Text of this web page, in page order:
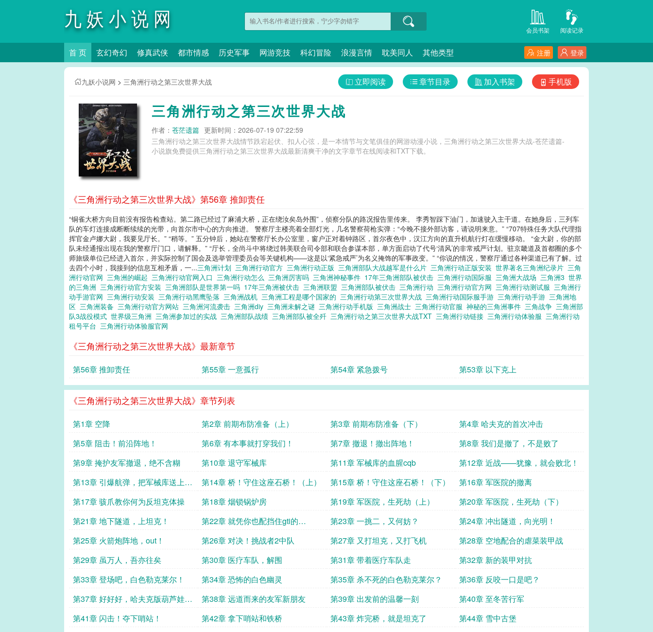
九妖小说网 阅读记录
会员书架
首 页 玄幻奇幻 修真武侠 都市情感 历史军事 网游竞技 科幻冒险 浪漫言情 耽美同人 其他类型 登录
注册
九妖小说网 > 三角洲行动之第三次世界大战 手机版
加入书架
章节目录
立即阅读
三角洲行动之第三次世界大战
作者： 苍茫遗篇 更新时间：2026-07-19 07:22:59
三角洲行动之第三次世界大战情节跌宕起伏、扣人心弦，是一本情节与文笔俱佳的网游动漫小说，三角洲行动之第三次世界大战-苍茫遗篇-
小说旗免费提供三角洲行动之第三次世界大战最新清爽干净的文字章节在线阅读和TXT下载。
《三角洲行动之第三次世界大战》第56章 推卸责任
“铜雀大桥方向目前没有报告检查站。第二路已经过了麻浦大桥，正在绕汝矣岛外围”，侦察分队的路况报告里传来。 李秀智踩下油门，加速驶入主干道。在她身后，三列车
队的车灯连接成断断续续的光带，向首尔市中心的方向推进。 警察厅主楼亮着全部灯光，几名警察荷枪实弹：“今晚不接外部访客，请说明来意。” “707特殊任务大队代理指
挥官金卢娜大尉，我要见厅长。” “稍等。” 五分钟后，她站在警察厅长办公室里，窗户正对着钟路区，首尔夜色中，汉江方向的直升机航行灯在缓慢移动。 “金大尉，你的部
队未经通报出现在我的警察厅门口，请解释。” “厅长，全尚斗中将绕过韩美联合司令部和联合参谋本部，单方面启动了代号‘清风’的非常戒严计划。驻京畿道及首都圈的多个
师旅级单位已经进入首尔，并实际控制了国会及选举管理委员会等关键机构——这是以‘紧急戒严’为名义掩饰的军事政变。” “你说的情况，警察厅通过各种渠道已有了解。过
去四个小时，我接到的信息互相矛盾，一...三角洲计划 三角洲行动官方 三角洲行动正版 三角洲部队大战越军是什么片 三角洲行动正版安装 世界著名三角洲纪录片 三角
洲行动官网 三角洲的崛起 三角洲行动官网入口 三角洲行动怎么 三角洲厉害吗 三角洲神秘事件 17年三角洲部队被伏击 三角洲行动国际服 三角洲大战场 三角洲3 世界
的三角洲 三角洲行动官方安装 三角洲部队是世界第一吗 17年三角洲被伏击 三角洲联盟 三角洲部队被伏击 三角洲行动 三角洲行动官方网 三角洲行动测试服 三角洲行
动手游官网 三角洲行动安装 三角洲行动黑鹰坠落 三角洲战机 三角洲工程是哪个国家的 三角洲行动第三次世界大战 三角洲行动国际服手游 三角洲行动手游 三角洲地
区 三角洲装备 三角洲行动官方网站 三角洲河流袭击 三角洲diy 三角洲未解之谜 三角洲行动手机版 三角洲战士 三角洲行动官服 神秘的三角洲事件 三角战争 三角洲部
队3战役模式 世界级三角洲 三角洲参加过的实战 三角洲部队战绩 三角洲部队被全歼 三角洲行动之第三次世界大战TXT 三角洲行动链接 三角洲行动体验服 三角洲行动
租号平台 三角洲行动体验服官网
《三角洲行动之第三次世界大战》最新章节
第56章 推卸责任 第55章 一意孤行 第54章 紧急拨号 第53章 以下克上
《三角洲行动之第三次世界大战》章节列表
第1章 空降 第2章 前期布防准备（上） 第3章 前期布防准备（下）
第4章 哈夫克的首次冲击
第5章 阻击！前沿阵地！
第6章 有本事就打穿我们！ 第7章 撤退！撤出阵地！
第8章 我们是撤了，不是败了
第9章 掩护友军撤退，绝不含糊
第10章 退守军械库 第11章 军械库的血腥cqb
第12章 近战——犹豫，就会败北！
第13章 引爆航弹，把军械库送上
天！
第14章 桥！守住这座石桥！（上） 第15章 桥！守住这座石桥！（下）
第16章 军医院的撤离
第17章 骇爪教你何为反坦克体操
第18章 烟锁锅炉房 第19章 军医院，生死劫（上）
第20章 军医院，生死劫（下）
第21章 地下隧道，上坦克！
第22章 就凭你也配挡住gti的
99a2？
第23章 一挑二，又何妨？
第24章 冲出隧道，向光明！
第25章 火箭炮阵地，out！
第26章 对决！挑战者2中队 第27章 又打坦克，又打飞机
第28章 空地配合的虐菜装甲战
第29章 虽万人，吾亦往矣
第30章 医疗车队，解围 第31章 带着医疗车队走
第32章 新的装甲对抗
第33章 登场吧，白色勒克莱尔！
第34章 恐怖的白色幽灵 第35章 杀不死的白色勒克莱尔？
第36章 反咬一口是吧？
第37章 好好好，哈夫克版葫芦娃救
爷爷
第38章 远道而来的友军新朋友 第39章 出发前的温馨一刻
第40章 至冬苦行军
第41章 闪击！夺下哨站！
第42章 拿下哨站和铁桥 第43章 炸完桥，就是坦克了
第44章 雪中古堡